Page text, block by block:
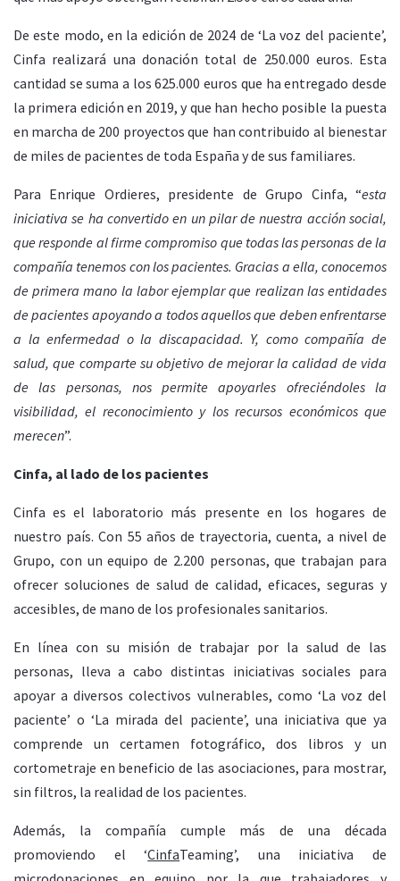
De este modo, en la edición de 2024 de ‘La voz del paciente’,
Cinfa realizará una donación total de 250.000 euros. Esta
cantidad se suma a los 625.000 euros que ha entregado desde
la primera edición en 2019, y que han hecho posible la puesta
en marcha de 200 proyectos que han contribuido al bienestar
de miles de pacientes de toda España y de sus familiares.
Para Enrique Ordieres, presidente de Grupo Cinfa, “esta
iniciativa se ha convertido en un pilar de nuestra acción social,
que responde al firme compromiso que todas las personas de la
compañía tenemos con los pacientes. Gracias a ella, conocemos
de primera mano la labor ejemplar que realizan las entidades
de pacientes apoyando a todos aquellos que deben enfrentarse
a la enfermedad o la discapacidad. Y, como compañía de
salud, que comparte su objetivo de mejorar la calidad de vida
de las personas, nos permite apoyarles ofreciéndoles la
visibilidad, el reconocimiento y los recursos económicos que
merecen”.
Cinfa, al lado de los pacientes
Cinfa es el laboratorio más presente en los hogares de
nuestro país. Con 55 años de trayectoria, cuenta, a nivel de
Grupo, con un equipo de 2.200 personas, que trabajan para
ofrecer soluciones de salud de calidad, eficaces, seguras y
accesibles, de mano de los profesionales sanitarios.
En línea con su misión de trabajar por la salud de las
personas, lleva a cabo distintas iniciativas sociales para
apoyar a diversos colectivos vulnerables, como ‘La voz del
paciente’ o ‘La mirada del paciente’, una iniciativa que ya
comprende un certamen fotográfico, dos libros y un
cortometraje en beneficio de las asociaciones, para mostrar,
sin filtros, la realidad de los pacientes.
Además, la compañía cumple más de una década
promoviendo el ‘CinfaTeaming’, una iniciativa de